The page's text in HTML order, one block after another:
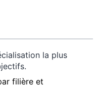
la plus
filière et